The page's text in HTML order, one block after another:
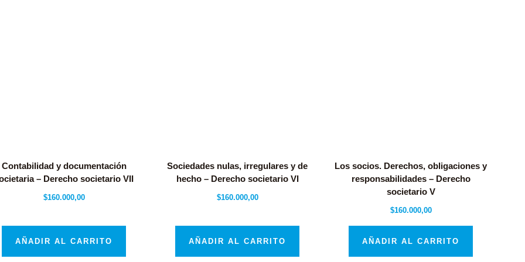
Contabilidad y documentación
– Derecho societario VII
$160.000,00
AÑADIR AL CARRITO
Sociedades nulas, irregulares y de
hecho – Derecho societario VI
$160.000,00
AÑADIR AL CARRITO
Los socios. Derechos, obligaciones y
responsabilidades – Derecho
societario V
$160.000,00
AÑADIR AL CARRITO